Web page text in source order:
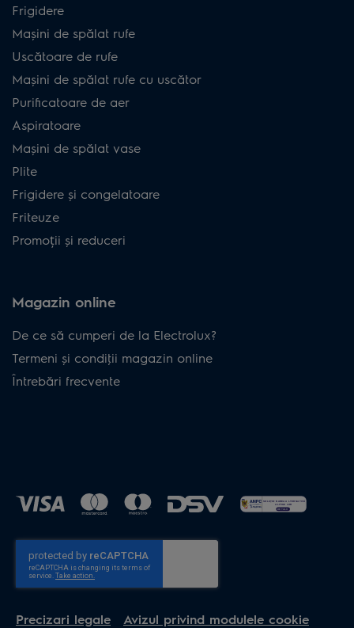
Frigidere
Mașini de spălat rufe
Uscătoare de rufe
Mașini de spălat rufe cu uscător
Purificatoare de aer
Aspiratoare
Mașini de spălat vase
Plite
Frigidere și congelatoare
Friteuze
Promoții și reduceri
Magazin online
De ce să cumperi de la Electrolux?
Termeni și condiţii magazin online
Întrebări frecvente
Precizari legale Avizul privind modulele cookie